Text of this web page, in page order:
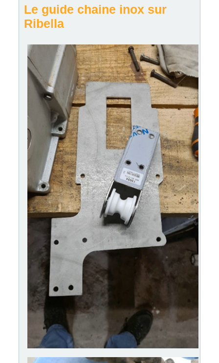
Le guide chaine inox sur
Ribella